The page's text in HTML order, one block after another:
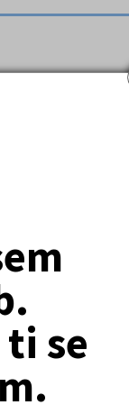
se
Nejčtenější články
Kdy vysoké
Na které fakulty
Samostudium vs.
přijímaček na VŠ?
Prestiž a